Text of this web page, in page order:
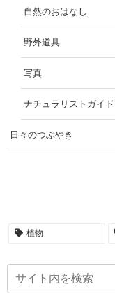
自然のおはなし
野外道具
写真
ナチュラリストガイド
日々のつぶやき
植物